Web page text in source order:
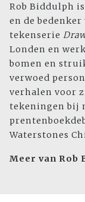
Rob Biddulph
en de
tekenserie
Londen en
bomen en
verwoed
verhalen voor
tekeningen bij
Waterstones
Meer van Rob